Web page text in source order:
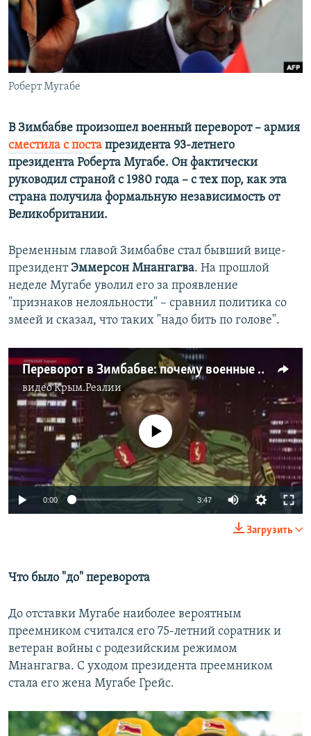
ПОБЕДИТЕЛЕЙ НЕ СУДЯТ?
КРЫМ.НЕПОКОРЕННЫЙ
ELIFBE
УКРАИНСКАЯ ПРОБЛЕМА КРЫМА
ПРИСОЕДИНЯЙТЕСЬ!
Роберт Мугабе
В Зимбабве произошел военный переворот – армия
сместила с поста президента 93-летнего
президента Роберта Мугабе. Он фактически
руководил страной с 1980 года – с тех пор, как эта
страна получила формальную независимость от
Великобритании.
Временным главой Зимбабве стал бывший вице-
президент Эммерсон Мнангагва. На прошлой
неделе Мугабе уволил его за проявление
"признаков нелояльности" – сравнил политика со
змеей и сказал, что таких "надо бить по голове".
Переворот в Зимбабве: почему военные отстранили от власти Роберта Мугабе
видеоКрым.Реалии
No media source currently available
0:00 3:47
Загрузить
Что было "до" переворота
До отставки Мугабе наиболее вероятным
преемником считался его 75-летний соратник и
ветеран войны с родезийским режимом
Мнангагва. С уходом президента преемником
стала его жена Мугабе Грейс.